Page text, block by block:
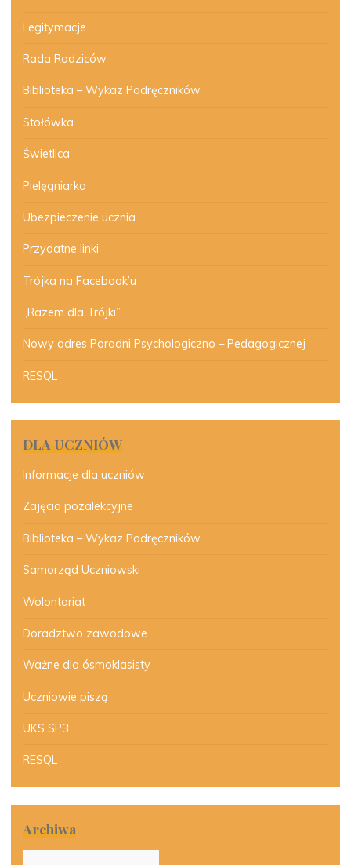
Legitymacje
Rada Rodziców
Biblioteka – Wykaz Podręczników
Stołówka
Świetlica
Pielęgniarka
Ubezpieczenie ucznia
Przydatne linki
Trójka na Facebook’u
„Razem dla Trójki”
Nowy adres Poradni Psychologiczno – Pedagogicznej
RESQL
DLA UCZNIÓW
Informacje dla uczniów
Zajęcia pozalekcyjne
Biblioteka – Wykaz Podręczników
Samorząd Uczniowski
Wolontariat
Doradztwo zawodowe
Ważne dla ósmoklasisty
Uczniowie piszą
UKS SP3
RESQL
Archiwa